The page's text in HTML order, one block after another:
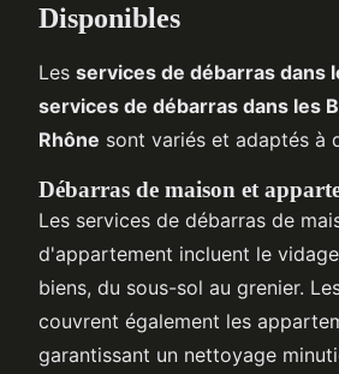
Disponibles
Les services de débarras dans
services de débarras dans les
Rhône sont variés et adaptés à
Débarras de maison et
Les services de débarras de
d'appartement incluent le
biens, du sous-sol au grenier.
couvrent également les
garantissant un nettoyage